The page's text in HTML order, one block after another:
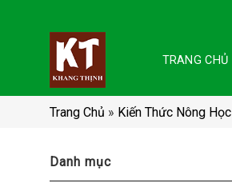
TRANG CHỦ
Trang Chủ » Kiến Thức Nông Học
Danh mục